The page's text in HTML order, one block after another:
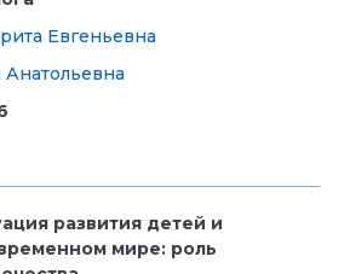
Евгеньевна
Анатольевна
развития детей и
мире: роль